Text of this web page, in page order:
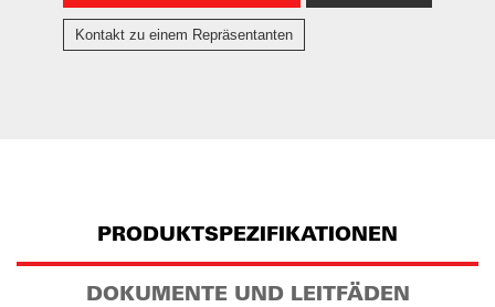
Kontakt zu einem Repräsentanten
PRODUKTSPEZIFIKATIONEN
DOKUMENTE UND LEITFÄDEN